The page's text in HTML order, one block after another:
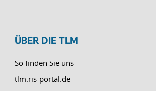
ÜBER DIE TLM
So finden Sie uns
tlm.ris-portal.de